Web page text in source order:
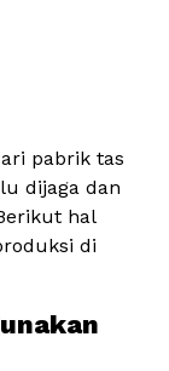
pabrik tas
dijaga dan
hal
di